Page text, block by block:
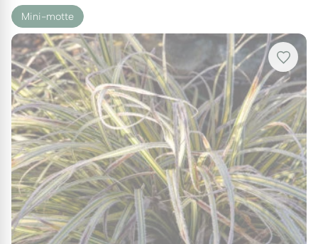
Bacs et jardinières :
avec élégance.
Massifs contemporains :Pour ses jeux de lumière
et sa texture unique.
Associations paysagères :Créez des contrastes
de formes ! Mariez son graphisme zébré à la
finesse duMiscanthus Adagioou à l'éclat doré du
Miscanthus Gold Barpour un jardin de graminées
cohérent et vibrant.
Mini-motte